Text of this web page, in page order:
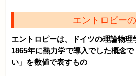
エントロピー
エントロピーは、ドイツの理論物
1865年に熱力学で導入でした概念
い」を数値で表すもの